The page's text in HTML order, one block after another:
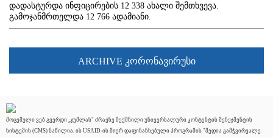
დადასტურდა ინფიცირების 12 338 ახალი შემთხვევა.
გამოჯანმრთელდა 12 766 ადამიანი.
ARCHIVE კორონავირუსი
მოცემული ვებ გვერდი „ჯუმლას" ძრავზე შექმნილი უნივერსალური კონტენტის მენეჯმენტის
სისტემის (CMS) ნაწილია. ის USAID-ის მიერ დაფინანსებული პროგრამის "მედია გამჭვირვალე